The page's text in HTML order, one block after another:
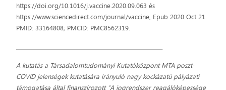
https://doi.org/10.1016/j.vaccine.2020.09.063 és
https://www.sciencedirect.com/journal/vaccine, Epub 2020 Oct 21.
PMID: 33164808; PMCID: PMC8562319.
A kutatás a Társadalomtudományi Kutatóközpont MTA poszt-
COVID jelenségek kutatására irányuló nagy kockázatú pályázati
támogatása által finanszírozott "A jogrendszer reagálóképessége